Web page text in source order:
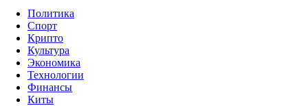
Политика
Спорт
Крипто
Культура
Экономика
Технологии
Финансы
Киты